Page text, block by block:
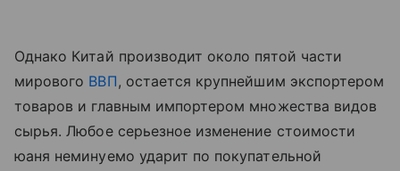
Однако Китай производит около пятой части
мирового ВВП, остается крупнейшим экспортером
товаров и главным импортером множества видов
сырья. Любое серьезное изменение стоимости
юаня неминуемо ударит по покупательной